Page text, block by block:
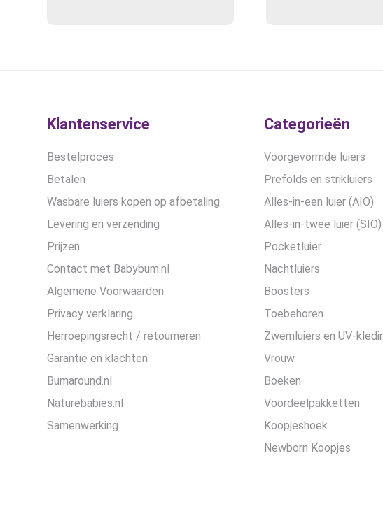
Klantenservice
Bestelproces
Betalen
Wasbare luiers kopen op afbetaling
Levering en verzending
Prijzen
Contact met Babybum.nl
Algemene Voorwaarden
Privacy verklaring
Herroepingsrecht / retourneren
Garantie en klachten
Bumaround.nl
Naturebabies.nl
Samenwerking
Categorieën
Voorgevormde luiers
Prefolds en strikluiers
Alles-in-een luier (AIO)
Alles-in-twee luier (SIO)
Pocketluier
Nachtluiers
Boosters
Toebehoren
Zwemluiers en UV-
Vrouw
Boeken
Voordeelpakketten
Koopjeshoek
Newborn Koopjes